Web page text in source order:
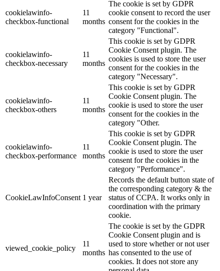
cookielawinfo-
checkbox-functional
11
months
The cookie is set by GDPR
cookie consent to record the user
consent for the cookies in the
category "Functional".
cookielawinfo-
checkbox-necessary
11
months
This cookie is set by GDPR
Cookie Consent plugin. The
cookies is used to store the user
consent for the cookies in the
category "Necessary".
cookielawinfo-
checkbox-others
11
months
This cookie is set by GDPR
Cookie Consent plugin. The
cookie is used to store the user
consent for the cookies in the
category "Other.
cookielawinfo-
checkbox-performance
11
months
This cookie is set by GDPR
Cookie Consent plugin. The
cookie is used to store the user
consent for the cookies in the
category "Performance".
CookieLawInfoConsent 1 year
Records the default button state of
the corresponding category & the
status of CCPA. It works only in
coordination with the primary
cookie.
viewed_cookie_policy
11
months
The cookie is set by the GDPR
Cookie Consent plugin and is
used to store whether or not user
has consented to the use of
cookies. It does not store any